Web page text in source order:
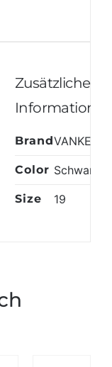
Zusätzliche
BrandVANKEAN
Color Schwarz
Size 19